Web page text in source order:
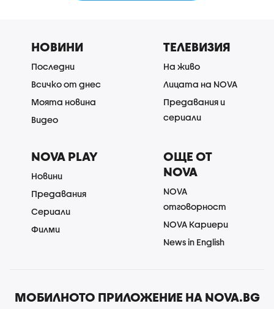
НОВИНИ
Последни
Всичко от днес
Моята новина
Видео
ТЕЛЕВИЗИЯ
На живо
Лицата на NOVA
Предавания и
сериали
NOVA PLAY
Новини
Предавания
Сериали
Филми
ОЩЕ ОТ
NOVA
NOVA
отговорност
NOVA Кариери
News in English
МОБИЛНОТО ПРИЛОЖЕНИЕ НА NOVA.BG